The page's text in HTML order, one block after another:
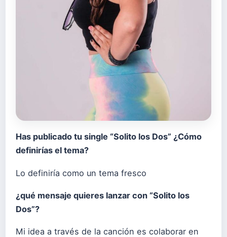
Has publicado tu single “Solito los Dos” ¿Cómo
definirías el tema?
Lo definiría como un tema fresco
¿qué mensaje quieres lanzar con “Solito los
Dos”?
Mi idea a través de la canción es colaborar en